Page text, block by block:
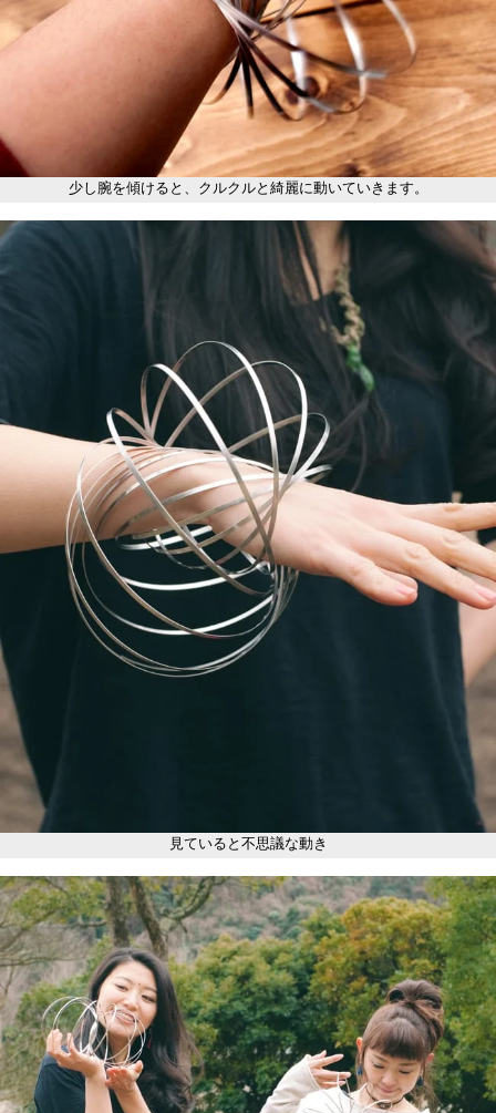
少し腕を傾けると、クルクルと綺麗に動いていきます。
見ていると不思議な動き